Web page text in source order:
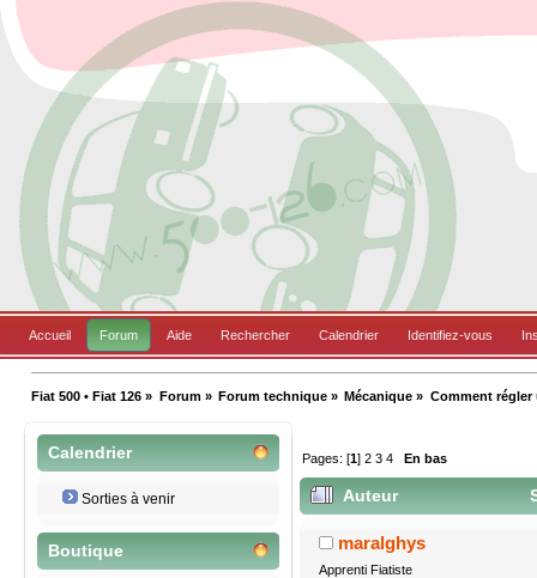
Accueil Forum Aide Rechercher Calendrier Identifiez-vous
Fiat 500 • Fiat 126 » Forum» Forum technique» Mécanique » Comment régler
Calendrier
Sorties à venir
Boutique
Pages: [1]2 3 4 En bas
Auteur
maralghys
Apprenti Fiatiste